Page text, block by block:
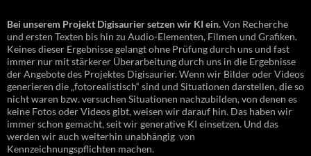
Bei unserem Projekt Digisaurier setzen wir KI ein.Von Recherche
und ersten Texten bis hin zu Audio-Elementen, Filmen und Grafiken.
Keines dieser Ergebnisse gelangt ohne Prüfung durch uns und fast
immer nur mit stärkerer Überarbeitung durch uns in die Ergebnisse
der Angebote des Projektes Digisaurier. Wenn wir Bilder oder Videos
generieren die „fotorealistisch“ sind und Situationen darstellen, die so
nicht waren bzw. versuchen Situationen nachzubilden, von denen es
keine Fotos oder Videos gibt, weisen wir darauf hin. Das haben wir
immer schon gemacht, seit wir generative KI einsetzen. Und das
werden wir auch weiterhin unabhängig von
Kennzeichnungspflichten machen.